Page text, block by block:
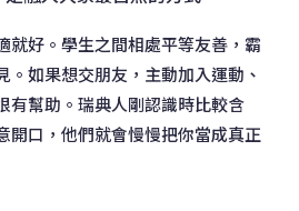
就好。學生之間相處平等友善，霸
。如果想交朋友，主動加入運動、
有幫助。瑞典人剛認識時比較含
開口，他們就會慢慢把你當成真正